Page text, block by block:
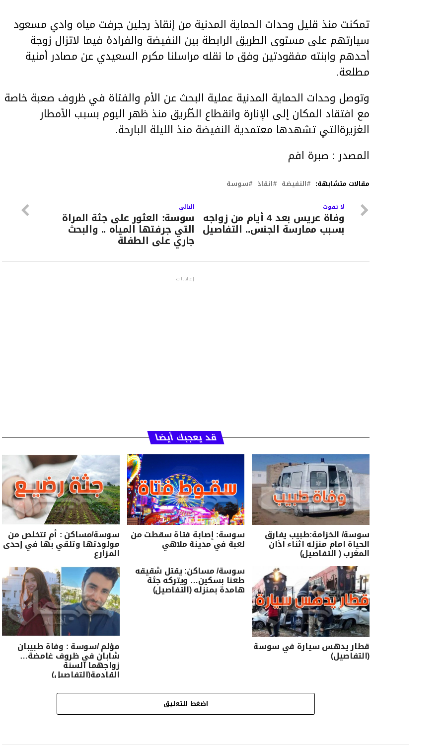
تمكنت منذ قليل وحدات الحماية المدنية من إنقاذ رجلين جرفت مياه وادي مسعود
سيارتهم على مستوى الطريق الرابطة بين النفيضة والفرادة فيما لاتزال زوجة
أحدهم وابنته مفقودتين وفق ما نقله مراسلنا مكرم السعيدي عن مصادر أمنية
مطلعة.
وتوصل وحدات الحماية المدنية عملية البحث عن الأم والفتاة في ظروف صعبة خاصة
مع افتقاد المكان إلى الإنارة وانقطاع الطّريق منذ ظهر اليوم بسبب الأمطار
الغزيرةالتي تشهدها معتمدية النفيضة منذ الليلة البارحة.
المصدر : صبرة افم
مقالات متشابهة: النفيضة انقاذ سوسة
التالي
سوسة: العثور على جثة المراة
التي جرفتها المياه .. والبحث
جاري على الطفلة
لا تفوت
وفاة عريس بعد 4 أيام من زواجه
بسبب ممارسة الجنس.. التفاصيل
إعلانات
قد يعجبك أيضا
سوسة/ الخزامة:طبيب يفارق
الحياة امام منزله اثناء اذان
المغرب ( التفاصيل)
سوسة: إصابة فتاة سقطت من
لعبة في مدينة ملاهي
سوسة/مساكن : أم تتخلص من
مولودتها وتلقي بها في إحدى
المزارع
قطار يدهس سيارة في سوسة
(التفاصيل)
سوسة/ مساكن: يقتل شقيقه
طعنا بسكين… ويتركه جثة
هامدة بمنزله (التفاصيل)
مؤلم /سوسة : وفاة طبيبان
شابان في ظروف غامضة…
زواجهما السنة
القادمة(التفاصيل)
اضغط للتعليق